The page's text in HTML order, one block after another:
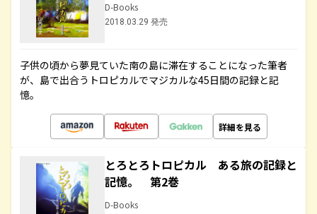
D-Books
2018.03.29 発売
子供の頃から夢見ていた南の島に滞在することになった筆者
が、島で出合うトロピカルでマジカルな45日間の記録と記
憶。
詳細を見る
とろとろトロピカル ある旅の記録と
記憶。 第2巻
D-Books